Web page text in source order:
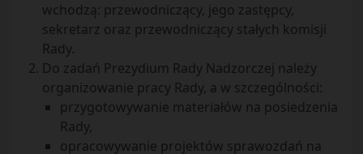
wchodzą: przewodniczący, jego zastępcy,
sekretarz oraz przewodniczący stałych komisji
Rady.
Do zadań Prezydium Rady Nadzorczej należy
organizowanie pracy Rady, a w szczególności:
przygotowywanie materiałów na posiedzenia
Rady,
opracowywanie projektów sprawozdań na